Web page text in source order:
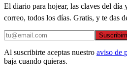
El diario para hojear, las claves del
correo, todos los días. Gratis, y te das
Al suscribirte aceptas nuestro aviso de
baja cuando quieras.